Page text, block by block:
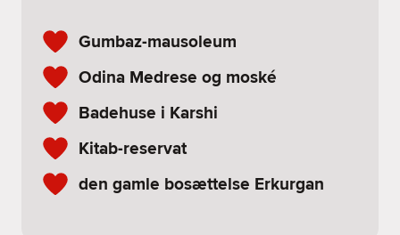
Gumbaz-mausoleum
Odina Medrese og moské
Badehuse i Karshi
Kitab-reservat
den gamle bosættelse Erkurgan